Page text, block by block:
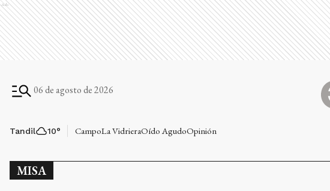
Ads
06 de agosto de 2026
Tandil 10° CampoLa VidrieraOído AgudoOpinión
MISA